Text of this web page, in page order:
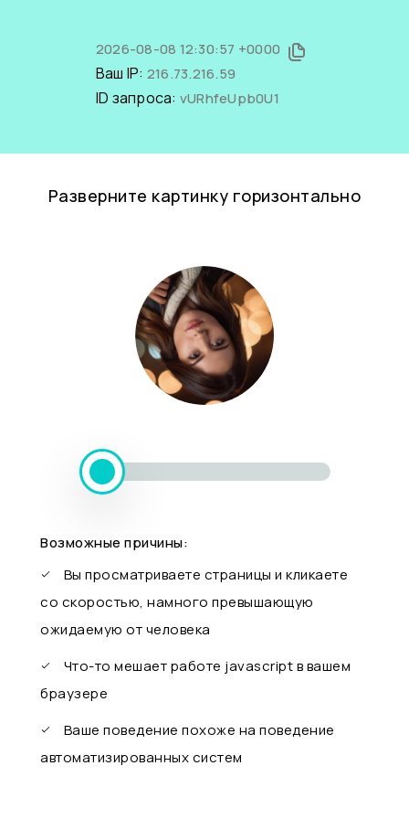
2026-08-08 12:30:57 +0000
Ваш IP: 216.73.216.59
ID запроса: vURhfeUpb0U1
Разверните картинку горизонтально
Возможные причины:
Вы просматриваете страницы и кликаете
со скоростью, намного превышающую
ожидаемую от человека
Что-то мешает работе javascript в вашем
браузере
Ваше поведение похоже на поведение
автоматизированных систем